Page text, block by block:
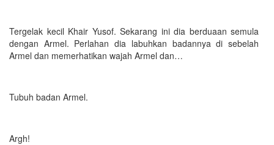
Tergelak kecil Khair Yusof. Sekarang ini dia berduaan semula
dengan Armel. Perlahan dia labuhkan badannya di sebelah
Armel dan memerhatikan wajah Armel dan…
Tubuh badan Armel.
Argh!